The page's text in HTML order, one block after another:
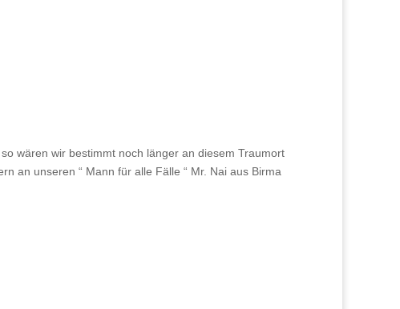
wären wir bestimmt noch länger an diesem Traumort
an unseren “ Mann für alle Fälle “ Mr. Nai aus Birma